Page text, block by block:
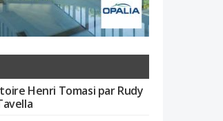
Henri Tomasi par Rudy